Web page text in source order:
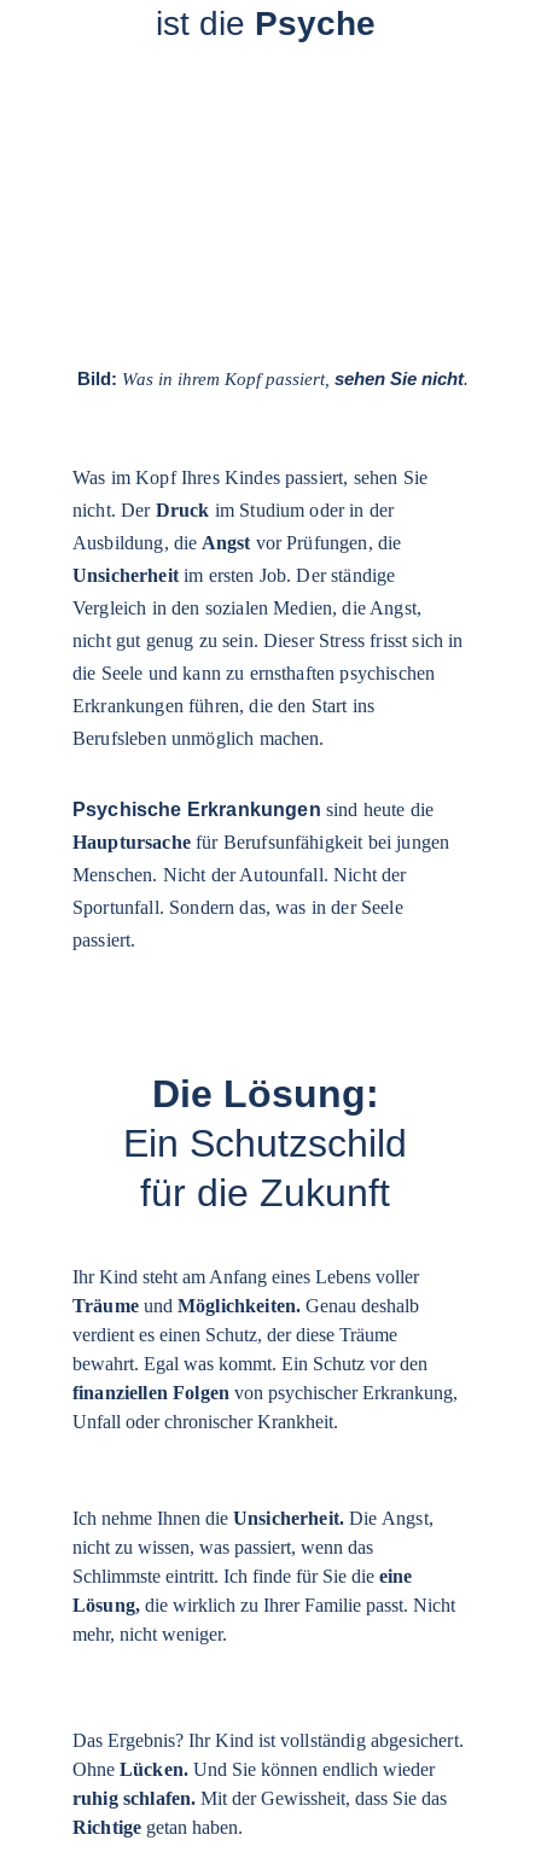
Bild: Was in ihrem Kopf passiert, sehen Sie nicht.
Was im Kopf Ihres Kindes passiert, sehen Sie
nicht. Der Druck im Studium oder in der
Ausbildung, die Angst vor Prüfungen, die
Unsicherheit im ersten Job. Der ständige
Vergleich in den sozialen Medien, die Angst,
nicht gut genug zu sein. Dieser Stress frisst sich in
die Seele und kann zu ernsthaften psychischen
Erkrankungen führen, die den Start ins
Berufsleben unmöglich machen.
Psychische Erkrankungen sind heute die
Hauptursache für Berufsunfähigkeit bei jungen
Menschen. Nicht der Autounfall. Nicht der
Sportunfall. Sondern das, was in der Seele
passiert.
ist die Psyche
Die Lösung:
Ein Schutzschild
für die Zukunft
Ich nehme Ihnen die Unsicherheit. Die Angst,
nicht zu wissen, was passiert, wenn das
Schlimmste eintritt. Ich finde für Sie die eine
Lösung, die wirklich zu Ihrer Familie passt. Nicht
mehr, nicht weniger.
Das Ergebnis? Ihr Kind ist vollständig abgesichert.
Ohne Lücken. Und Sie können endlich wieder
ruhig schlafen. Mit der Gewissheit, dass Sie das
Richtige getan haben.
Ihr Kind steht am Anfang eines Lebens voller
Träume und Möglichkeiten. Genau deshalb
verdient es einen Schutz, der diese Träume
bewahrt. Egal was kommt. Ein Schutz vor den
finanziellen Folgen von psychischer Erkrankung,
Unfall oder chronischer Krankheit.